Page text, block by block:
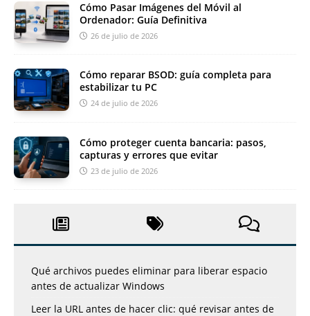
Cómo Pasar Imágenes del Móvil al
Ordenador: Guía Definitiva
26 de julio de 2026
Cómo reparar BSOD: guía completa para
estabilizar tu PC
24 de julio de 2026
Cómo proteger cuenta bancaria: pasos,
capturas y errores que evitar
23 de julio de 2026
Qué archivos puedes eliminar para liberar espacio
antes de actualizar Windows
Leer la URL antes de hacer clic: qué revisar antes de